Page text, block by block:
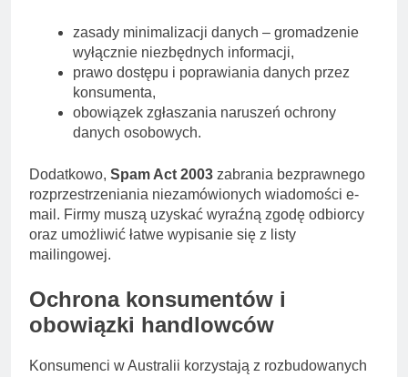
zasady minimalizacji danych – gromadzenie
wyłącznie niezbędnych informacji,
prawo dostępu i poprawiania danych przez
konsumenta,
obowiązek zgłaszania naruszeń ochrony
danych osobowych.
Dodatkowo, Spam Act 2003 zabrania bezprawnego
rozprzestrzeniania niezamówionych wiadomości e-
mail. Firmy muszą uzyskać wyraźną zgodę odbiorcy
oraz umożliwić łatwe wypisanie się z listy
mailingowej.
Ochrona konsumentów i
obowiązki handlowców
Konsumenci w Australii korzystają z rozbudowanych